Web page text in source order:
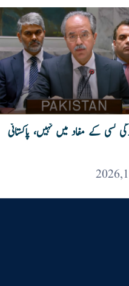
کسی کے مفاد میں نہیں، پاکستانی